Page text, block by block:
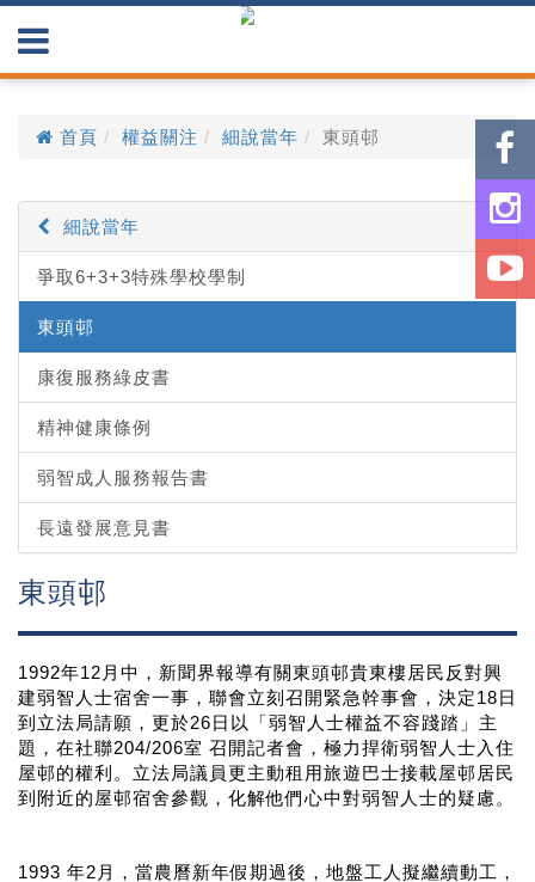
首頁 權益關注 細說當年 東頭邨
細說當年
爭取6+3+3特殊學校學制
東頭邨
康復服務綠皮書
精神健康條例
弱智成人服務報告書
長遠發展意見書
東頭邨
1992年12月中，新聞界報導有關東頭邨貴東樓居民反對興
建弱智人士宿舍一事，聯會立刻召開緊急幹事會，決定18日
到立法局請願，更於26日以「弱智人士權益不容踐踏」主
題，在社聯204/206室 召開記者會，極力捍衛弱智人士入住
屋邨的權利。立法局議員更主動租用旅遊巴士接載屋邨居民
到附近的屋邨宿舍參觀，化解他們心中對弱智人士的疑慮。
1993 年2月，當農曆新年假期過後，地盤工人擬繼續動工，